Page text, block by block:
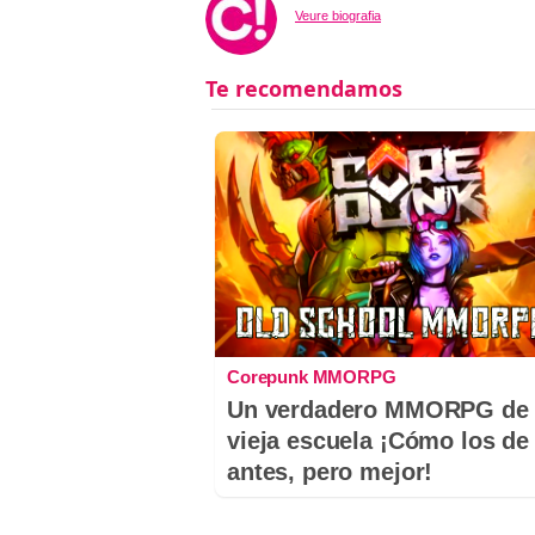
Veure biografia
Corepunk MMORPG
Un verdadero MMORPG de
vieja escuela ¡Cómo los de
antes, pero mejor!